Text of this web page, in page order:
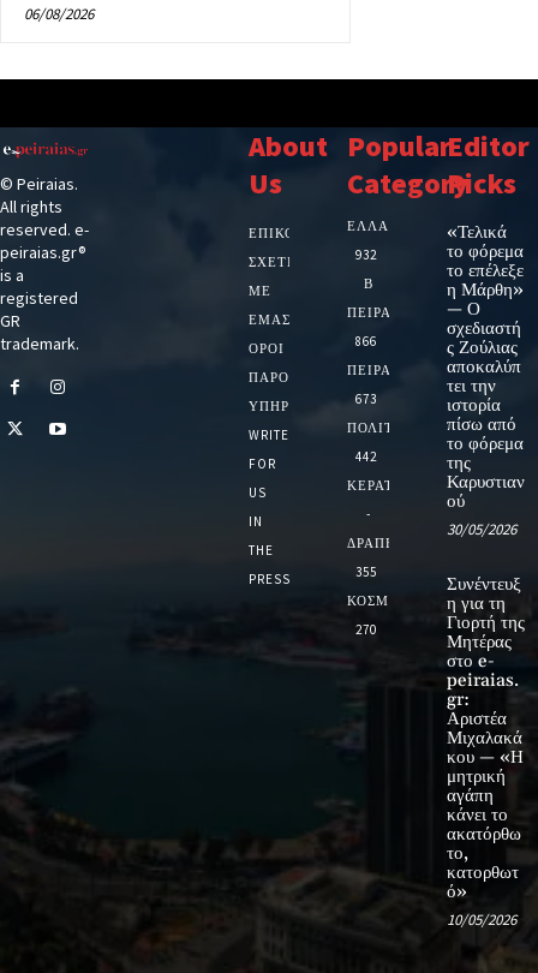
06/08/2026
© Peiraias.
All rights
reserved. e-
peiraias.gr®
is a
registered
GR
trademark.
About
Us
ΕΠΙΚΟΙΝΩΝΙΑ
ΣΧΕΤΙΚΆ
ΜΕ
ΕΜΆΣ
ΌΡΟΙ
ΠΑΡΟΧΉΣ
ΥΠΗΡΕΣΙΏΝ
WRITE
FOR
US
IN
THE
PRESS
Popular
Category
ΕΛΛΑΔΑ
932
Β
ΠΕΙΡΑΙΑ
866
ΠΕΙΡΑΙΑΣ
673
ΠΟΛΙΤΙΚΗ
442
ΚΕΡΑΤΣΙΝΙ
-
ΔΡΑΠΕΤΣΩΝΑ
355
ΚΟΣΜΟΣ
270
Editor
Picks
«Τελικά
το φόρεμα
το επέλεξε
η Μάρθη»
— Ο
σχεδιαστή
ς Ζούλιας
αποκαλύπ
τει την
ιστορία
πίσω από
το φόρεμα
της
Καρυστιαν
ού
30/05/2026
Συνέντευξ
η για τη
Γιορτή της
Μητέρας
στο e-
peiraias.
gr:
Αριστέα
Μιχαλακά
κου — «Η
μητρική
αγάπη
κάνει το
ακατόρθω
το,
κατορθωτ
ό»
10/05/2026